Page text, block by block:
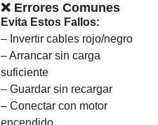
❌ Errores Comunes
Evita Estos Fallos:
– Invertir cables rojo/negro
– Arrancar sin carga
suficiente
– Guardar sin recargar
– Conectar con motor